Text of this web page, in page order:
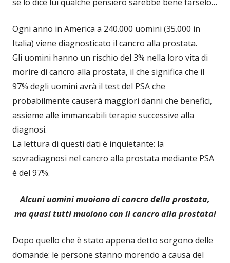
Ogni anno in America a 240.000 uomini (35.000 in
Italia) viene diagnosticato il cancro alla prostata.
Gli uomini hanno un rischio del 3% nella loro vita di
morire di cancro alla prostata, il che significa che il
97% degli uomini avrà il test del PSA che
probabilmente causerà maggiori danni che benefici,
assieme alle immancabili terapie successive alla
diagnosi.
La lettura di questi dati è inquietante: la
sovradiagnosi nel cancro alla prostata mediante PSA
è del 97%.
Alcuni uomini muoiono di cancro della prostata,
ma quasi tutti muoiono con il cancro alla prostata!
Dopo quello che è stato appena detto sorgono delle
domande: le persone stanno morendo a causa del